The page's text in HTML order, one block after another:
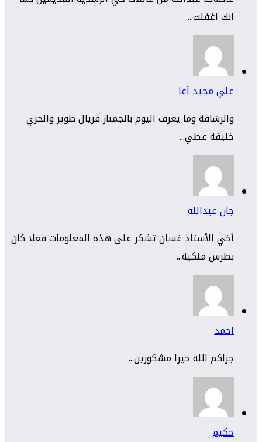
انك اغفلت...
علي مجيد آغا
والرشاقة وما يعرف اليوم بالجمباز فريال طوير والجري
خليفة عطي...
جان عبدالله
أخي الأستاذ غسان تشكر على هذه المعلومات فعلا كان
بطرس ملكية...
احمد
جزاكم الله خيرا مشكورين...
حكيم